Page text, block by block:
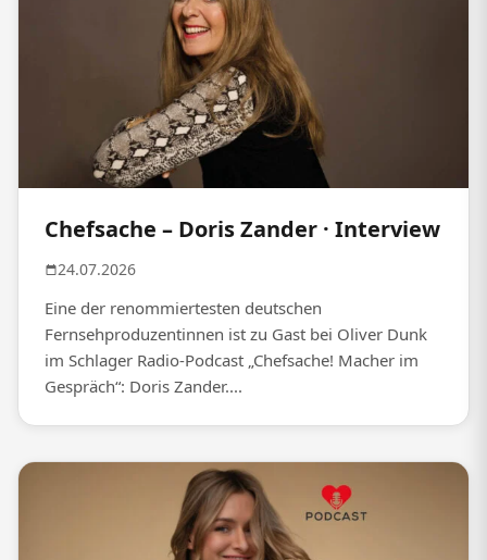
Chefsache – Doris Zander · Interview
24.07.2026
Eine der renommiertesten deutschen
Fernsehproduzentinnen ist zu Gast bei Oliver Dunk
im Schlager Radio-Podcast „Chefsache! Macher im
Gespräch“: Doris Zander....